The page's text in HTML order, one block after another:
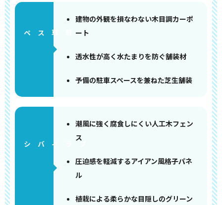
建物の外観を損なわない木目調カーポ
ート
透水性が高く水たまりを防ぐ舗装材
予備の駐車スペースを兼ねた芝生舗装
潮風に強く腐食しにくい人工木フェン
ス
圧迫感を軽減するアイアン風格子パネ
ル
植栽による柔らかな目隠しのグリーン